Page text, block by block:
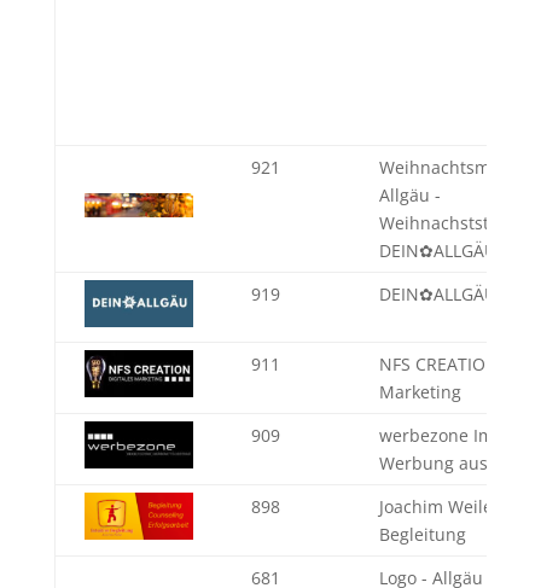
921
Weihnachtsmärkte
Allgäu -
DEIN✿ALLGÄU
919
DEIN✿ALLGÄU
911
NFS CREATION -
Marketing
909
werbezone
Werbung aus einer
898
Joachim Weiler -
Begleitung
681
Logo - Allgäu